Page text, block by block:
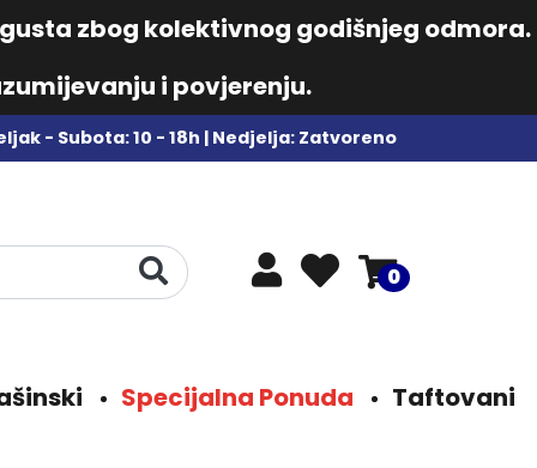
zbog kolektivnog godišnjeg odmora.
i povjerenju.
- Subota: 10 - 18h | Nedjelja: Zatvoreno
0
Specijalna Ponuda Taftovani